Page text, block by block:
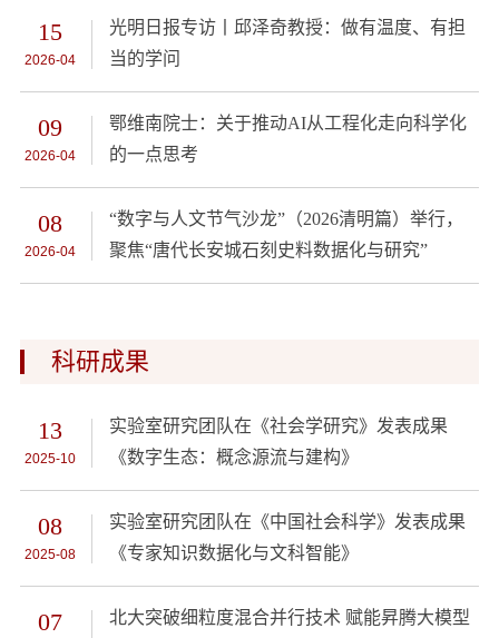
15
2026-04
光明日报专访丨邱泽奇教授：做有温度、有担
当的学问
09
2026-04
鄂维南院士：关于推动AI从工程化走向科学化
的一点思考
08
2026-04
“数字与人文节气沙龙”（2026清明篇）举行，
聚焦“唐代长安城石刻史料数据化与研究”
科研成果
13
2025-10
实验室研究团队在《社会学研究》发表成果
《数字生态：概念源流与建构》
08
2025-08
实验室研究团队在《中国社会科学》发表成果
《专家知识数据化与文科智能》
07
北大突破细粒度混合并行技术 赋能昇腾大模型